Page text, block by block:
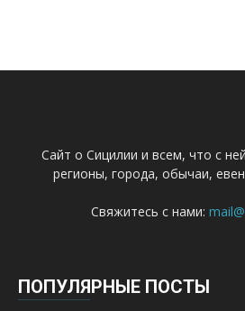
Сайт о Сицилии и всем, что с
регионы, города, обычаи,
Свяжитесь с нами:
ПОПУЛЯРНЫЕ ПОСТЫ